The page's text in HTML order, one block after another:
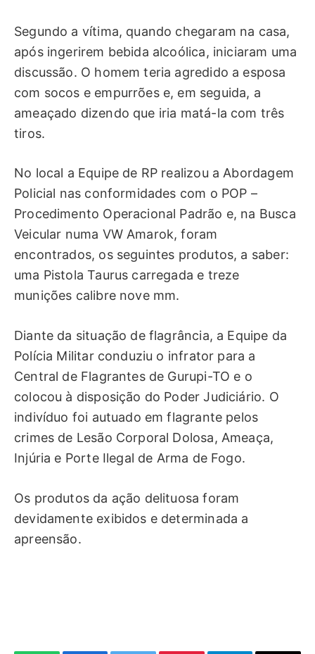
Segundo a vítima, quando chegaram na casa,
após ingerirem bebida alcoólica, iniciaram uma
discussão. O homem teria agredido a esposa
com socos e empurrões e, em seguida, a
ameaçado dizendo que iria matá-la com três
tiros.
No local a Equipe de RP realizou a Abordagem
Policial nas conformidades com o POP –
Procedimento Operacional Padrão e, na Busca
Veicular numa VW Amarok, foram
encontrados, os seguintes produtos, a saber:
uma Pistola Taurus carregada e treze
munições calibre nove mm.
Diante da situação de flagrância, a Equipe da
Polícia Militar conduziu o infrator para a
Central de Flagrantes de Gurupi-TO e o
colocou à disposição do Poder Judiciário. O
indivíduo foi autuado em flagrante pelos
crimes de Lesão Corporal Dolosa, Ameaça,
Injúria e Porte Ilegal de Arma de Fogo.
Os produtos da ação delituosa foram
devidamente exibidos e determinada a
apreensão.